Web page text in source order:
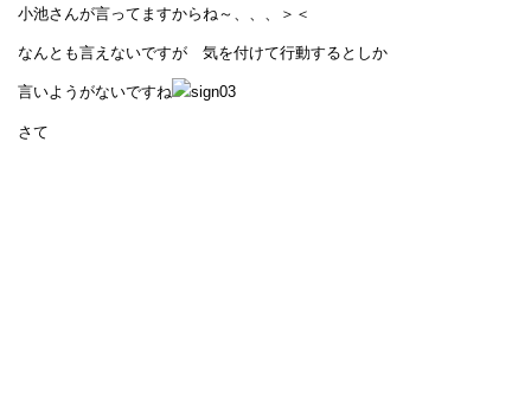
小池さんが言ってますからね～、、、＞＜
なんとも言えないですが 気を付けて行動するとしか
言いようがないですね
さて